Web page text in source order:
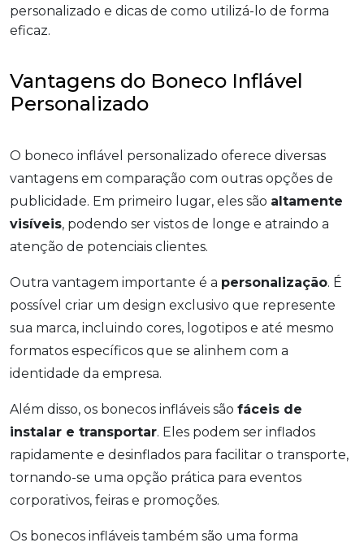
personalizado e dicas de como utilizá-lo de forma
eficaz.
Vantagens do Boneco Inflável
Personalizado
O boneco inflável personalizado oferece diversas
vantagens em comparação com outras opções de
publicidade. Em primeiro lugar, eles são altamente
visíveis, podendo ser vistos de longe e atraindo a
atenção de potenciais clientes.
Outra vantagem importante é a personalização. É
possível criar um design exclusivo que represente
sua marca, incluindo cores, logotipos e até mesmo
formatos específicos que se alinhem com a
identidade da empresa.
Além disso, os bonecos infláveis são fáceis de
instalar e transportar. Eles podem ser inflados
rapidamente e desinflados para facilitar o transporte,
tornando-se uma opção prática para eventos
corporativos, feiras e promoções.
Os bonecos infláveis também são uma forma